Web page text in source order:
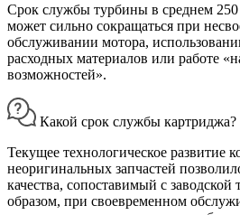
Срок службы турбины в среднем
может сильно сокращаться при
обслуживании мотора,
расходных материалов или работе
возможностей».
Какой срок службы картриджа?
Текущее технологическое развитие
неоригинальных запчастей
качества, сопоставимый с
образом, при своевременном